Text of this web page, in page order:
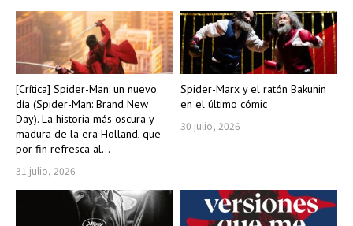
[Crítica] Spider-Man: un nuevo
día (Spider-Man: Brand New
Day). La historia más oscura y
madura de la era Holland, que
por fin refresca al...
31 julio, 2026
Spider-Marx y el ratón Bakunin
en el último cómic
30 julio, 2026